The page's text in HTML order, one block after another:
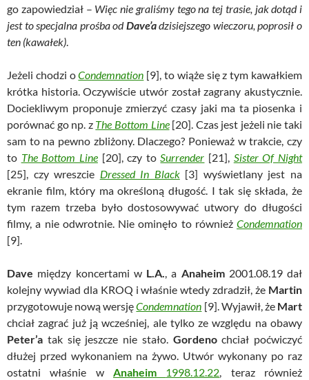
go zapowiedział – Więc nie graliśmy tego na tej trasie, jak dotąd i
jest to specjalna prośba odDave’adzisiejszego wieczoru, poprosił o
ten (kawałek).
Jeżeli chodzi oCondemnation [9], to wiąże się z tym kawałkiem
krótka historia. Oczywiście utwór został zagrany akustycznie.
Dociekliwym proponuje zmierzyć czasy jaki ma ta piosenka i
porównać go np. z The Bottom Line[20]. Czas jest jeżeli nie taki
sam to na pewno zbliżony. Dlaczego? Ponieważ w trakcie, czy
to The Bottom Line[20], czy toSurrender [21], Sister Of Night
[25], czy wreszcie Dressed In Black[3] wyświetlany jest na
ekranie film, który ma określoną długość. I tak się składa, że
tym razem trzeba było dostosowywać utwory do długości
filmy, a nie odwrotnie. Nie ominęło to również Condemnation
[9].
Dave między koncertami w L.A., a Anaheim 2001.08.19 dał
kolejny wywiad dla KROQ i właśnie wtedy zdradził, że Martin
przygotowuje nową wersjęCondemnation [9]. Wyjawił, że Mart
chciał zagrać już ją wcześniej, ale tylko ze względu na obawy
Peter’a tak się jeszcze nie stało. Gordenochciał poćwiczyć
dłużej przed wykonaniem na żywo. Utwór wykonany po raz
ostatni właśnie w Anaheim 1998.12.22, teraz również